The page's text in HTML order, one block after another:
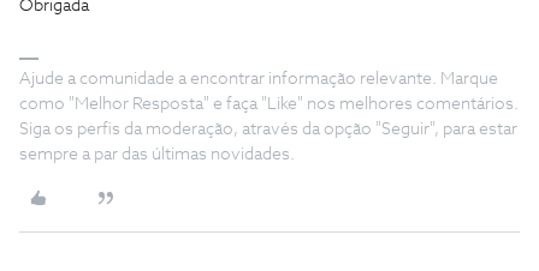
Obrigada
Ajude a comunidade a encontrar informação relevante. Marque
como "Melhor Resposta" e faça "Like" nos melhores comentários.
Siga os perfis da moderação, através da opção "Seguir", para estar
sempre a par das últimas novidades.